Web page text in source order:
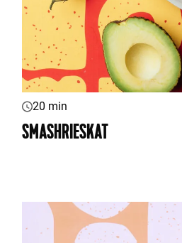
20 min
SMASHRIESKAT